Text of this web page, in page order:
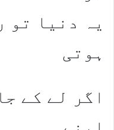
یہ دنیا تو
ہوتی
اگر لے کے